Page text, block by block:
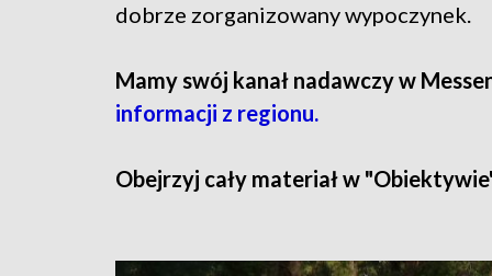
dobrze zorganizowany wypoczynek.
Mamy swój kanał nadawczy w
informacji z regionu.
Obejrzyj cały materiał w